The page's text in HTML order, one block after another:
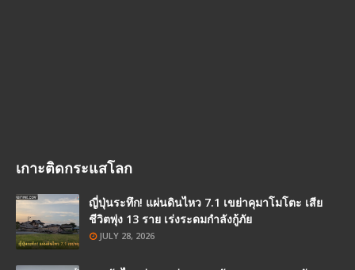
เกาะติดกระแสโลก
ญี่ปุ่นระทึก! แผ่นดินไหว 7.1 เขย่าคุมาโมโตะ เสีย
ชีวิตพุ่ง 13 ราย เร่งระดมกำลังกู้ภัย
JULY 28, 2026